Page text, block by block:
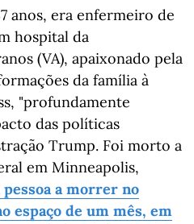
anos, era enfermeiro de
hospital da
(VA), apaixonado pela
da família à
"profundamente
das políticas
Trump. Foi morto a
em Minneapolis,
pessoa a morrer no
espaço de um mês, em